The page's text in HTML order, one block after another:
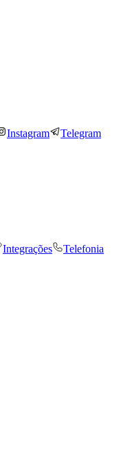
Instagram Telegram
Integrações
Telefonia